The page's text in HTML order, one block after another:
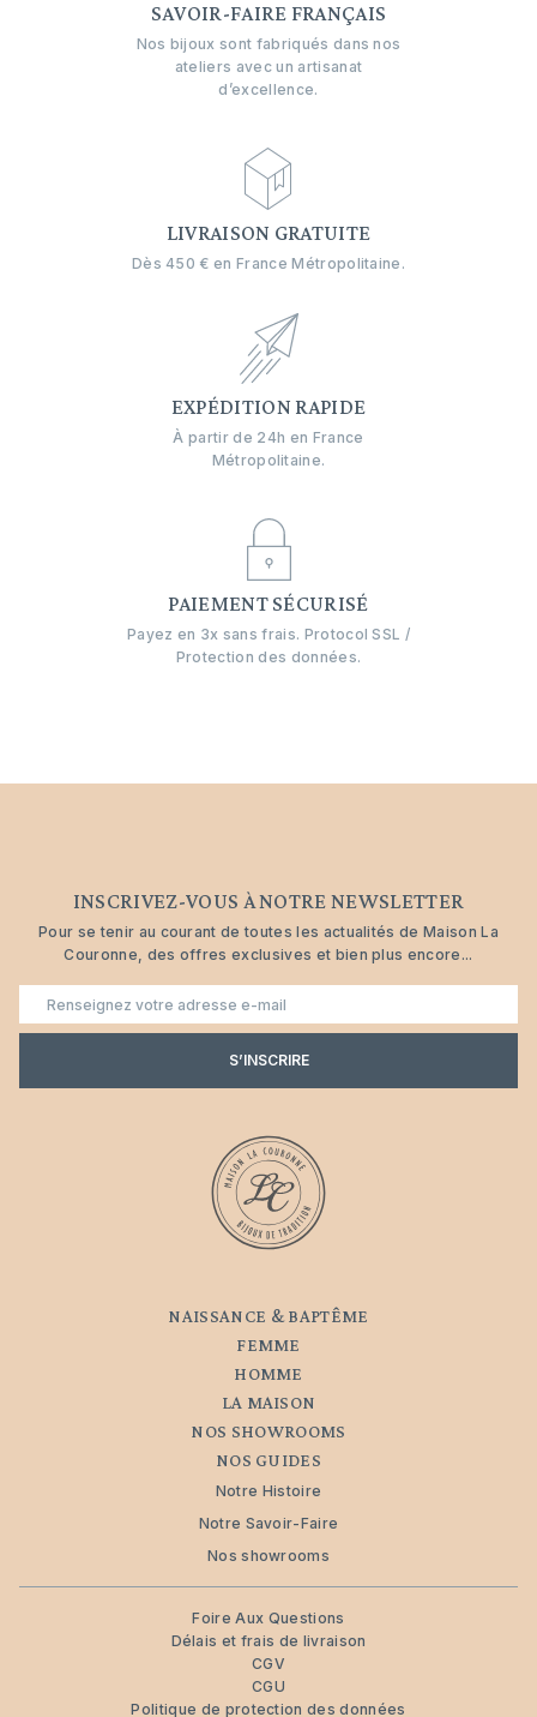
SAVOIR-FAIRE FRANÇAIS
Nos bijoux sont fabriqués dans nos
ateliers avec un artisanat
d’excellence.
LIVRAISON GRATUITE
Dès 450 € en France Métropolitaine.
EXPÉDITION RAPIDE
À partir de 24h en France
Métropolitaine.
PAIEMENT SÉCURISÉ
Payez en 3x sans frais. Protocol SSL /
Protection des données.
INSCRIVEZ-VOUS À NOTRE NEWSLETTER
Pour se tenir au courant de toutes les actualités de Maison La
Couronne, des offres exclusives et bien plus encore...
E-
S’INSCRIRE
NAISSANCE & BAPTÊME
FEMME
HOMME
LA MAISON
NOS SHOWROOMS
NOS GUIDES
Notre Histoire
Notre Savoir-Faire
Nos showrooms
Foire Aux Questions
Délais et frais de livraison
CGV
CGU
Politique de protection des données